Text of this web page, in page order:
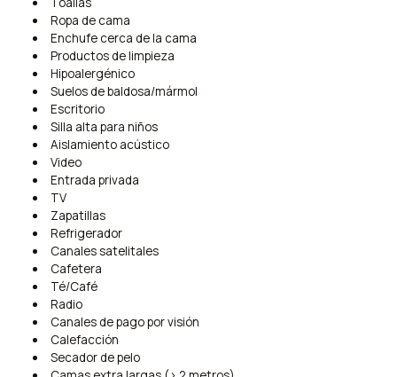
Ropa de cama
Enchufe cerca de la cama
Productos de limpieza
Hipoalergénico
Suelos de baldosa/mármol
Escritorio
Silla alta para niños
Aislamiento acústico
Video
Entrada privada
TV
Zapatillas
Refrigerador
Canales satelitales
Cafetera
Té/Café
Radio
Canales de pago por visión
Calefacción
Secador de pelo